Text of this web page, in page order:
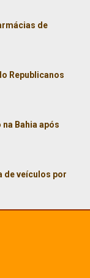
de
Republicanos
Bahia após
de veículos por